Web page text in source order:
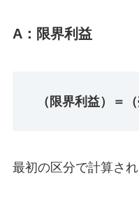
A：限界利益
（限界利益）＝
最初の区分で計算され